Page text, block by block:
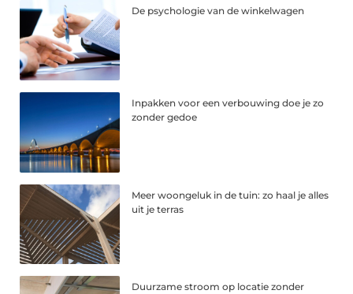
De psychologie van de winkelwagen
Inpakken voor een verbouwing doe je zo
zonder gedoe
Meer woongeluk in de tuin: zo haal je alles
uit je terras
Duurzame stroom op locatie zonder